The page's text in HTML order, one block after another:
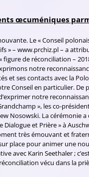
œcuméniques
Le « Conseil
» – www.prchiz.pl – a
figure de réconciliation –
notre
et ses contacts avec la
Conseil en particulier. De
notre
», les co-
Nosowski. La cérémonie a
Dialogue et Prière » à
très émouvant et
place pour animer une
avec Karin Seethaler ;
vécu dans la